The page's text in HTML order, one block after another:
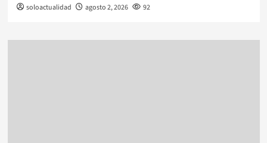
soloactualidad agosto 2, 2026 92